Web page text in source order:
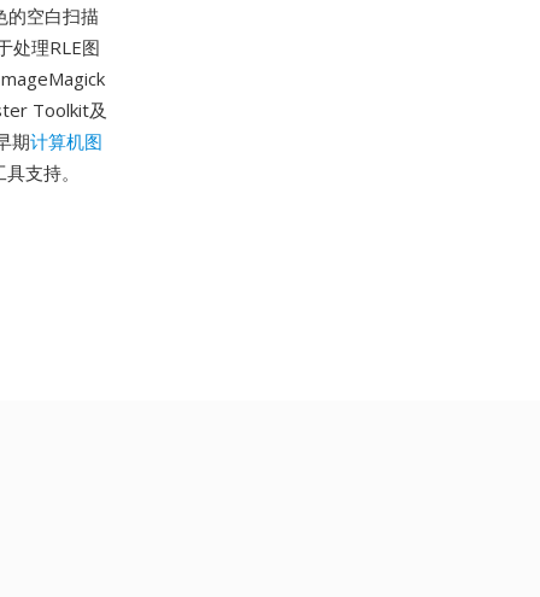
的空白扫描
处理RLE图
Toolkit及
期计算机图
支持。